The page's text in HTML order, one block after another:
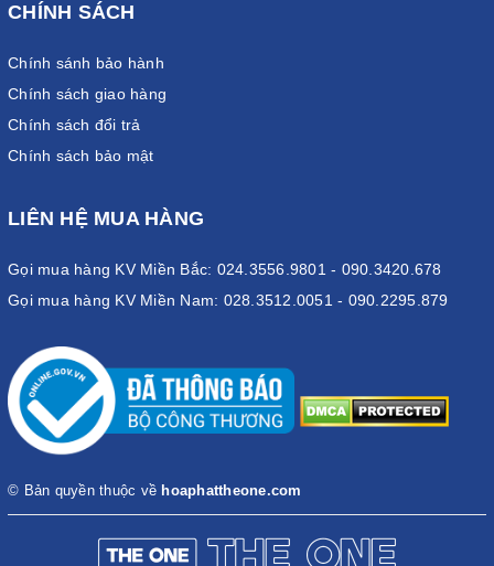
CHÍNH SÁCH
Chính sánh bảo hành
Chính sách giao hàng
Chính sách đổi trả
Chính sách bảo mật
LIÊN HỆ MUA HÀNG
Gọi mua hàng KV Miền Bắc: 024.3556.9801 - 090.3420.678
Gọi mua hàng KV Miền Nam: 028.3512.0051 - 090.2295.879
© Bản quyền thuộc về hoaphattheone.com